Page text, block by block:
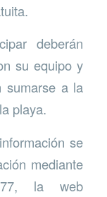
deberán
su equipo y
sumarse a la
playa.
se
mediante
la web